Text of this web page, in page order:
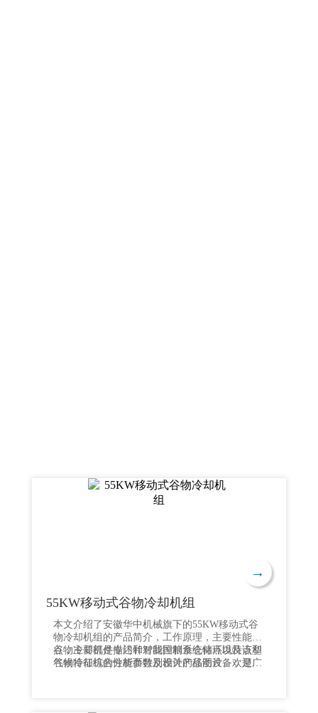
→
55KW移动式谷物冷却机组
本文介绍了安徽华中机械旗下的55KW移动式谷
物冷却机组的产品简介，工作原理，主要性能特
点，主要部件描述和智能控制系统特点以及该型
谷物冷却机的性能参数及相关产品图片。欢迎广
谷物冷却机是专门针对我国粮食仓储环境特点和
气候特征综合分析而特别设计的移动设备，是各